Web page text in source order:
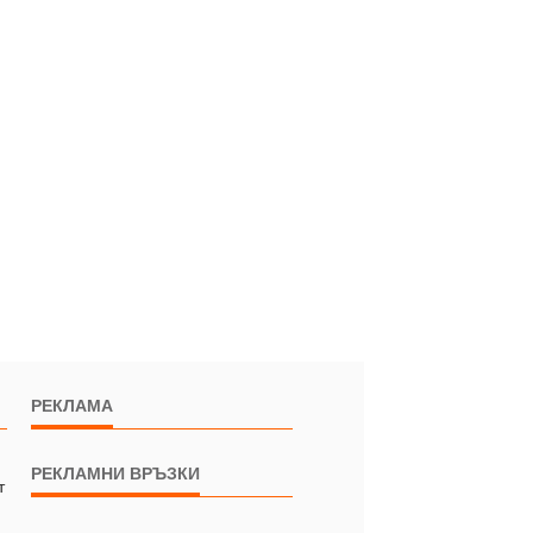
РЕКЛАМА
РЕКЛАМНИ ВРЪЗКИ